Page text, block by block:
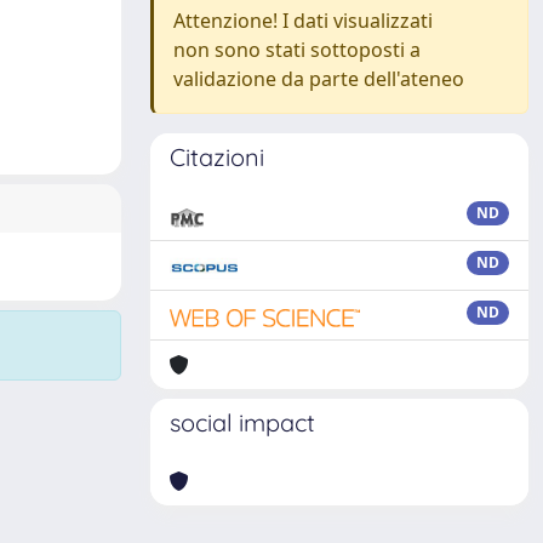
Attenzione! I dati visualizzati
non sono stati sottoposti a
validazione da parte dell'ateneo
Citazioni
ND
ND
ND
social impact